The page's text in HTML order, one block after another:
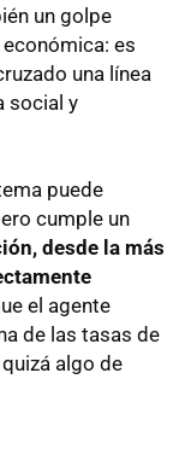
un golpe
es
una línea
social y
puede
cumple un
desde la más
el agente
de las tasas de
algo de